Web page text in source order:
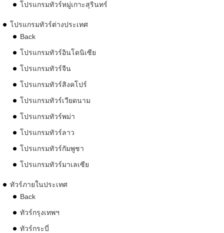
โปรแกรมทัวร์หมู่เกาะสุรินทร์
โปรแกรมทัวร์ต่างประเทศ
Back
โปรแกรมทัวร์อินโดนิเซีย
โปรแกรมทัวร์จีน
โปรแกรมทัวร์สิงคโปร์
โปรแกรมทัวร์เวียดนาม
โปรแกรมทัวร์พม่า
โปรแกรมทัวร์ลาว
โปรแกรมทัวร์กัมพูชา
โปรแกรมทัวร์มาเลเซีย
ทัวร์ภายในประเทศ
Back
ทัวร์กรุงเทพฯ
ทัวร์กระบี่